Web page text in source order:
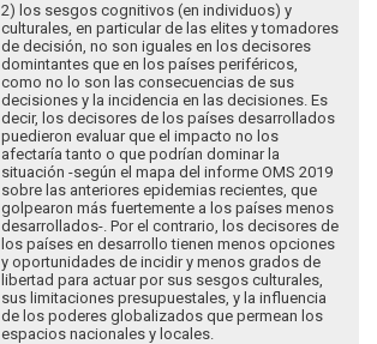
2) los sesgos cognitivos (en individuos) y
culturales, en particular de las elites y tomadores
de decisión, no son iguales en los decisores
domintantes que en los países periféricos,
como no lo son las consecuencias de sus
decisiones y la incidencia en las decisiones. Es
decir, los decisores de los países desarrollados
puedieron evaluar que el impacto no los
afectaría tanto o que podrían dominar la
situación -según el mapa del informe OMS 2019
sobre las anteriores epidemias recientes, que
golpearon más fuertemente a los países menos
desarrollados-. Por el contrario, los decisores de
los países en desarrollo tienen menos opciones
y oportunidades de incidir y menos grados de
libertad para actuar por sus sesgos culturales,
sus limitaciones presupuestales, y la influencia
de los poderes globalizados que permean los
espacios nacionales y locales.